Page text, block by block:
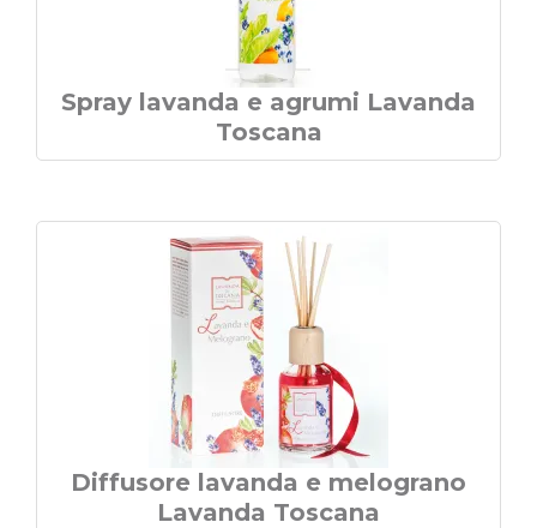
Spray lavanda e agrumi Lavanda
Toscana
Diffusore lavanda e melograno
Lavanda Toscana